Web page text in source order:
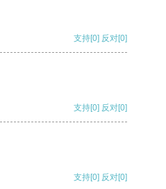
支持[0] 反对[0]
支持[0] 反对[0]
支持[0] 反对[0]